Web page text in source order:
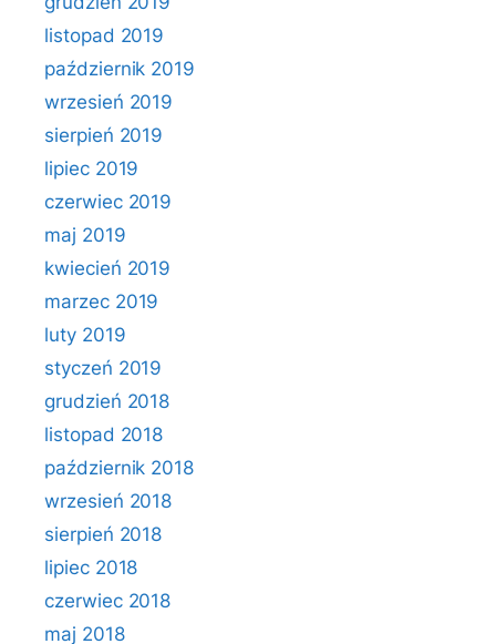
listopad 2019
październik 2019
wrzesień 2019
sierpień 2019
lipiec 2019
czerwiec 2019
maj 2019
kwiecień 2019
marzec 2019
luty 2019
styczeń 2019
grudzień 2018
listopad 2018
październik 2018
wrzesień 2018
sierpień 2018
lipiec 2018
czerwiec 2018
maj 2018